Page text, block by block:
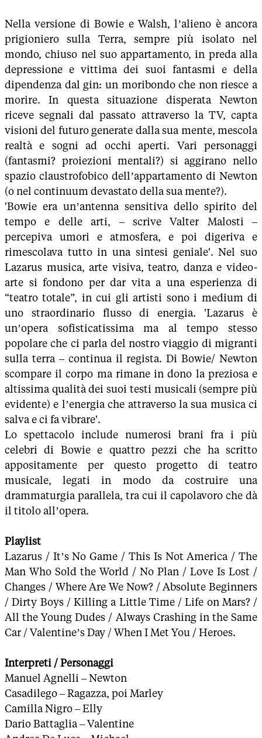
Nella versione di Bowie e Walsh, l’alieno è ancora
prigioniero sulla Terra, sempre più isolato nel
mondo, chiuso nel suo appartamento, in preda alla
depressione e vittima dei suoi fantasmi e della
dipendenza dal gin: un moribondo che non riesce a
morire. In questa situazione disperata Newton
riceve segnali dal passato attraverso la TV, capta
visioni del futuro generate dalla sua mente, mescola
realtà e sogni ad occhi aperti. Vari personaggi
(fantasmi? proiezioni mentali?) si aggirano nello
spazio claustrofobico dell’appartamento di Newton
(o nel continuum devastato della sua mente?).
'Bowie era un’antenna sensitiva dello spirito del
tempo e delle arti, – scrive Valter Malosti –
percepiva umori e atmosfera, e poi digeriva e
rimescolava tutto in una sintesi geniale'. Nel suo
Lazarus musica, arte visiva, teatro, danza e video-
arte si fondono per dar vita a una esperienza di
“teatro totale”, in cui gli artisti sono i medium di
uno straordinario flusso di energia. 'Lazarus è
un’opera sofisticatissima ma al tempo stesso
popolare che ci parla del nostro viaggio di migranti
sulla terra – continua il regista. Di Bowie/ Newton
scompare il corpo ma rimane in dono la preziosa e
altissima qualità dei suoi testi musicali (sempre più
evidente) e l’energia che attraverso la sua musica ci
salva e ci fa vibrare'.
Lo spettacolo include numerosi brani fra i più
celebri di Bowie e quattro pezzi che ha scritto
appositamente per questo progetto di teatro
musicale, legati in modo da costruire una
drammaturgia parallela, tra cui il capolavoro che dà
il titolo all’opera.
Playlist
Lazarus / It’s No Game / This Is Not America / The
Man Who Sold the World / No Plan / Love Is Lost /
Changes / Where Are We Now? / Absolute Beginners
/ Dirty Boys / Killing a Little Time / Life on Mars? /
All the Young Dudes / Always Crashing in the Same
Car / Valentine’s Day / When I Met You / Heroes.
Interpreti / Personaggi
Manuel Agnelli – Newton
Casadilego – Ragazza, poi Marley
Camilla Nigro – Elly
Dario Battaglia – Valentine